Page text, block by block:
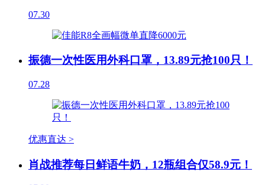
07.30
振德一次性医用外科口罩，13.89元抢100只！
07.28
优惠直达 >
肖战推荐每日鲜语牛奶，12瓶组合仅58.9元！